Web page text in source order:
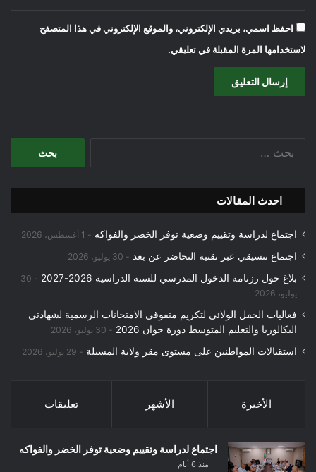
احفظ اسمي، بريدي الإلكتروني، والموقع الإلكتروني في هذا المتصفح
لاستخدامها المرة المقبلة في تعليقي.
احدث المقالات
اجتماع لدراسة وتقييم وضعية توفر الخضر والفواكه 1 أغسطس، 2026
اجتماع تنسيقي عبر تقنية التحاضر عن بعد 30 يوليو، 2026
بلاغ حول رزنامة الدخول المدرسي للسنة الدراسية 2026-2027
30
يوليو، 2026
فعاليات الحفل الولائي لتكريم متفوقي الامتحانات الرسمية لشهادتي
البكالوريا والتعليم المتوسط دورة جوان 2026
30 يوليو، 2026
استقبالات المواطنين على مستوى مقر ولاية المسيلة 29 يوليو، 2026
الأخيرة الأشهر تعليقات
اجتماع لدراسة وتقييم وضعية توفر الخضر والفواكه
منذ 6 أيام